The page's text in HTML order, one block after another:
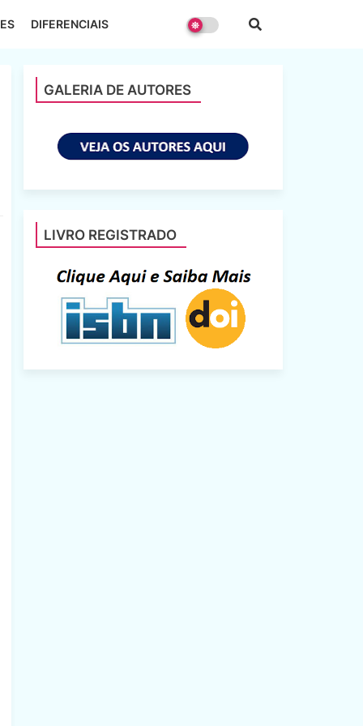
DIFERENCIAIS
GALERIA DE AUTORES
LIVRO REGISTRADO